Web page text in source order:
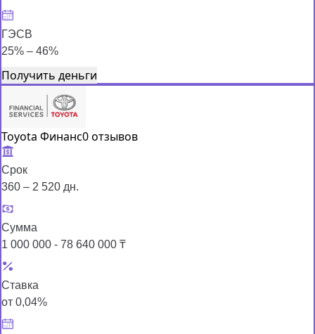
ГЭСВ
25% – 46%
Получить деньги
Toyota Финанс0 отзывов
Срок
360 – 2 520 дн.
Сумма
1 000 000 - 78 640 000 ₸
Ставка
от 0,04%